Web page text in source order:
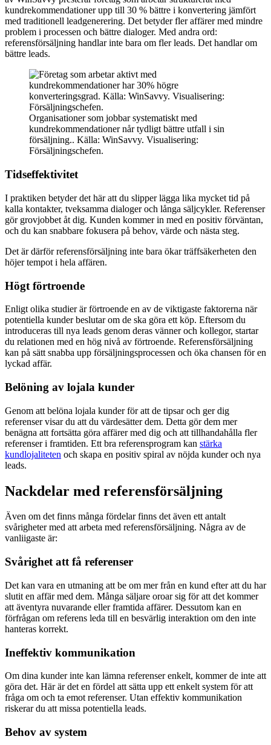
kundrekommendationer upp till 30 % bättre i konvertering jämfört
med traditionell leadgenerering. Det betyder fler affärer med mindre
problem i processen och bättre dialoger. Med andra ord:
referensförsäljning handlar inte bara om fler leads. Det handlar om
bättre leads.
Organisationer som jobbar systematiskt med
kundrekommendationer når tydligt bättre utfall i sin
försäljning.. Källa: WinSavvy. Visualisering:
Försäljningschefen.
Tidseffektivitet
I praktiken betyder det här att du slipper lägga lika mycket tid på
kalla kontakter, tveksamma dialoger och långa säljcykler. Referenser
gör grovjobbet åt dig. Kunden kommer in med en positiv förväntan,
och du kan snabbare fokusera på behov, värde och nästa steg.
Det är därför referensförsäljning inte bara ökar träffsäkerheten den
höjer tempot i hela affären.
Högt förtroende
Enligt olika studier är förtroende en av de viktigaste faktorerna när
potentiella kunder beslutar om de ska göra ett köp. Eftersom du
introduceras till nya leads genom deras vänner och kollegor, startar
du relationen med en hög nivå av förtroende. Referensförsäljning
kan på sätt snabba upp försäljningsprocessen och öka chansen för en
lyckad affär.
Belöning av lojala kunder
Genom att belöna lojala kunder för att de tipsar och ger dig
referenser visar du att du värdesätter dem. Detta gör dem mer
benägna att fortsätta göra affärer med dig och att tillhandahålla fler
referenser i framtiden. Ett bra referensprogram kan stärka
kundlojaliteten och skapa en positiv spiral av nöjda kunder och nya
leads.
Nackdelar med referensförsäljning
Även om det finns många fördelar finns det även ett antalt
svårigheter med att arbeta med referensförsäljning. Några av de
vanliigaste är:
Svårighet att få referenser
Det kan vara en utmaning att be om mer från en kund efter att du har
slutit en affär med dem. Många säljare oroar sig för att det kommer
att äventyra nuvarande eller framtida affärer. Dessutom kan en
förfrågan om referens leda till en besvärlig interaktion om den inte
hanteras korrekt.
Ineffektiv kommunikation
Om dina kunder inte kan lämna referenser enkelt, kommer de inte att
göra det. Här är det en fördel att sätta upp ett enkelt system för att
fråga om och ta emot referenser. Utan effektiv kommunikation
riskerar du att missa potentiella leads.
Behov av system